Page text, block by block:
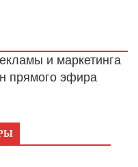
и маркетинга
прямого эфира